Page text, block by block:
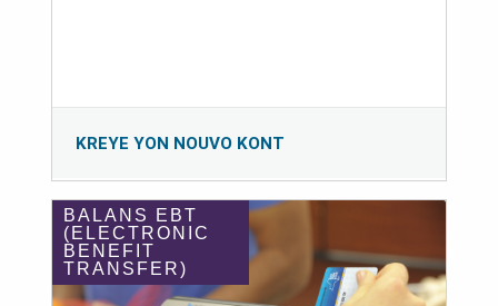
KREYE YON NOUVO KONT
BALANS EBT
(ELECTRONIC
BENEFIT
TRANSFER)